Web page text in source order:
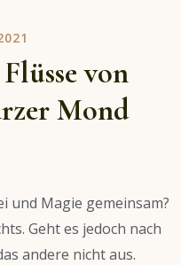
von
Mond
und Magie gemeinsam?
Geht es jedoch nach
andere nicht aus.